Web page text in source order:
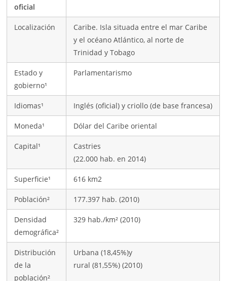
oficial
Localización
Caribe. Isla situada entre el mar Caribe
y el océano Atlántico, al norte de
Trinidad y Tobago
Estado y
gobierno¹
Parlamentarismo
Idiomas¹ Inglés (oficial) y criollo (de base francesa)
Moneda¹ Dólar del Caribe oriental
Capital¹
Castries
(22.000 hab. en 2014)
Superficie¹ 616 km2
Población² 177.397 hab. (2010)
Densidad
demográfica²
329 hab./km² (2010)
Distribución
de la
población²
Urbana (18,45%)y
rural (81,55%) (2010)